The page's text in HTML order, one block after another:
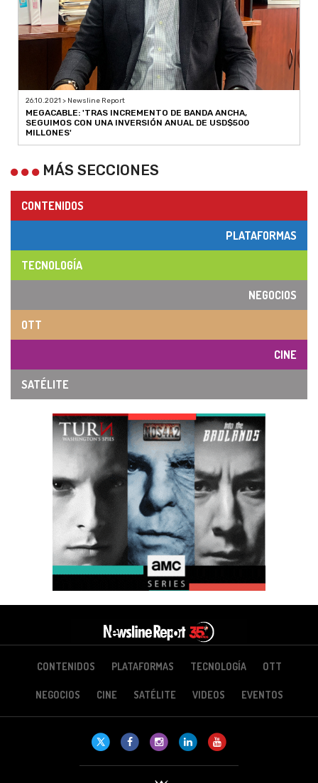
26.10.2021 > Newsline Report
MEGACABLE: 'TRAS INCREMENTO DE BANDA ANCHA,
SEGUIMOS CON UNA INVERSIÓN ANUAL DE USD$500
MILLONES'
MÁS SECCIONES
CONTENIDOS
PLATAFORMAS
TECNOLOGÍA
NEGOCIOS
OTT
CINE
SATÉLITE
CONTENIDOS PLATAFORMAS TECNOLOGÍA OTT
NEGOCIOS CINE SATÉLITE VIDEOS EVENTOS